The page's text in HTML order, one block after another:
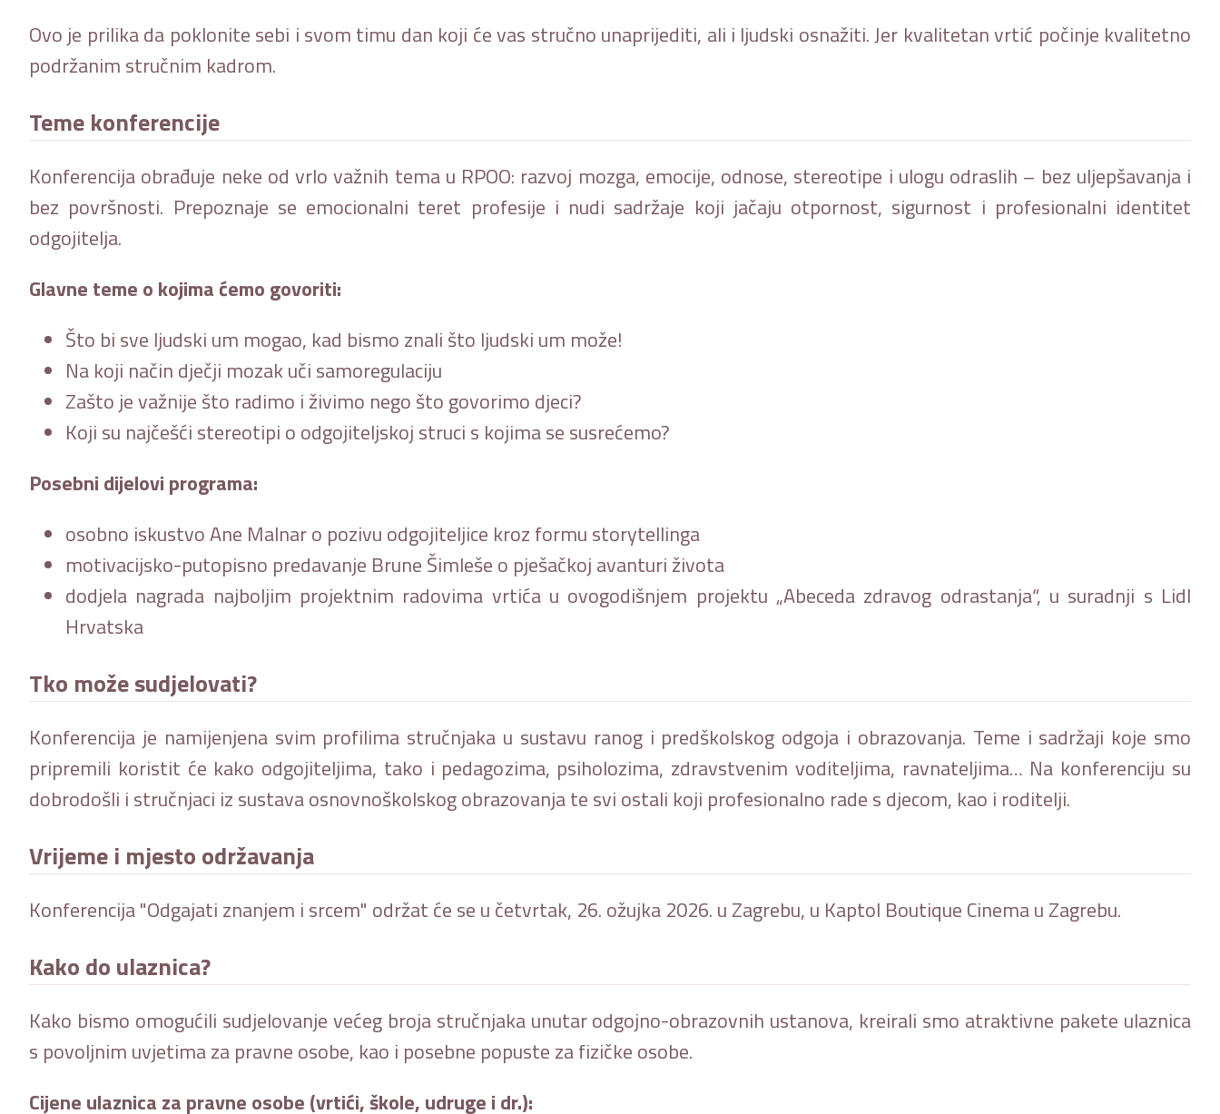
Ovo je prilika da poklonite sebi i svom timu dan koji će vas stručno unaprijediti, ali i ljudski osnažiti. Jer kvalitetan vrtić počinje kvalitetno
podržanim stručnim kadrom.
Teme konferencije
Konferencija obrađuje neke od vrlo važnih tema u RPOO: razvoj mozga, emocije, odnose, stereotipe i ulogu odraslih – bez uljepšavanja i
bez površnosti. Prepoznaje se emocionalni teret profesije i nudi sadržaje koji jačaju otpornost, sigurnost i profesionalni identitet
odgojitelja.
Glavne teme o kojima ćemo govoriti:
Što bi sve ljudski um mogao, kad bismo znali što ljudski um može!
Na koji način dječji mozak uči samoregulaciju
Zašto je važnije što radimo i živimo nego što govorimo djeci?
Koji su najčešći stereotipi o odgojiteljskoj struci s kojima se susrećemo?
Posebni dijelovi programa:
osobno iskustvo Ane Malnar o pozivu odgojiteljice kroz formu storytellinga
motivacijsko-putopisno predavanje Brune Šimleše o pješačkoj avanturi života
dodjela nagrada najboljim projektnim radovima vrtića u ovogodišnjem projektu „Abeceda zdravog odrastanja“, u suradnji s Lidl
Hrvatska
Tko može sudjelovati?
Konferencija je namijenjena svim profilima stručnjaka u sustavu ranog i predškolskog odgoja i obrazovanja. Teme i sadržaji koje smo
pripremili koristit će kako odgojiteljima, tako i pedagozima, psiholozima, zdravstvenim voditeljima, ravnateljima… Na konferenciju su
dobrodošli i stručnjaci iz sustava osnovnoškolskog obrazovanja te svi ostali koji profesionalno rade s djecom, kao i roditelji.
Vrijeme i mjesto održavanja
Konferencija "Odgajati znanjem i srcem" održat će se u četvrtak, 26. ožujka 2026. u Zagrebu, u Kaptol Boutique Cinema u Zagrebu.
Kako do ulaznica?
Kako bismo omogućili sudjelovanje većeg broja stručnjaka unutar odgojno-obrazovnih ustanova, kreirali smo atraktivne pakete ulaznica
s povoljnim uvjetima za pravne osobe, kao i posebne popuste za fizičke osobe.
Cijene ulaznica za pravne osobe (vrtići, škole, udruge i dr.):